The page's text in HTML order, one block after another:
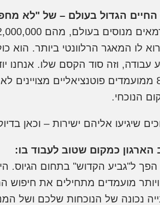
החיים הגדול בעולם – של "לא
בישראל, הופכים את לינקדאין למאגר קורות החיים הגדול בעולם.
לו המאגר הרלוונטי ביותר. הוא
(יחסית), 85% ממועמדים
הנוכחי.
שיגיעו אליהם ישירות – וכאן
הארגון כמקום שטוב לעבוד בו:
הפך ל"גביע הקדוש" בתחום הגיוס.
מועמדים מתחילים את
נכונה של הנוכחות שלכם ושל